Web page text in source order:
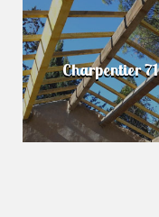
Charpentier 71